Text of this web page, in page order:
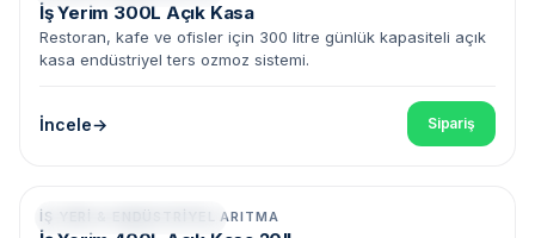
İş Yerim 300L Açık Kasa
Restoran, kafe ve ofisler için 300 litre günlük kapasiteli açık
kasa endüstriyel ters ozmoz sistemi.
İncele Sipariş
400 L/gün • 20" Filtreler
İŞ YERI & ENDÜSTRIYEL ARITMA